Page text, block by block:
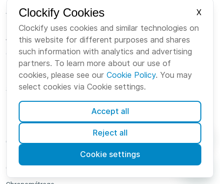
API
Abonnements
Gratuit
Standard
Enterprise
Consulter les tarifs
Cas d'usages
Projets
Activité
Localisation
Planification
Congés
Équipe
Dépenses
Clockify Cookies
X
Clockify uses cookies and similar technologies on
this website for different purposes and shares
such information with analytics and advertising
partners. To learn more about our use of
cookies, please see our Cookie Policy. You may
select cookies via Cookie settings.
Accept all
Reject all
Cookie settings